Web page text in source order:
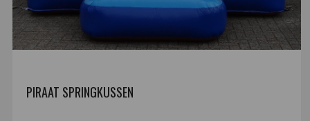
PIRAAT SPRINGKUSSEN